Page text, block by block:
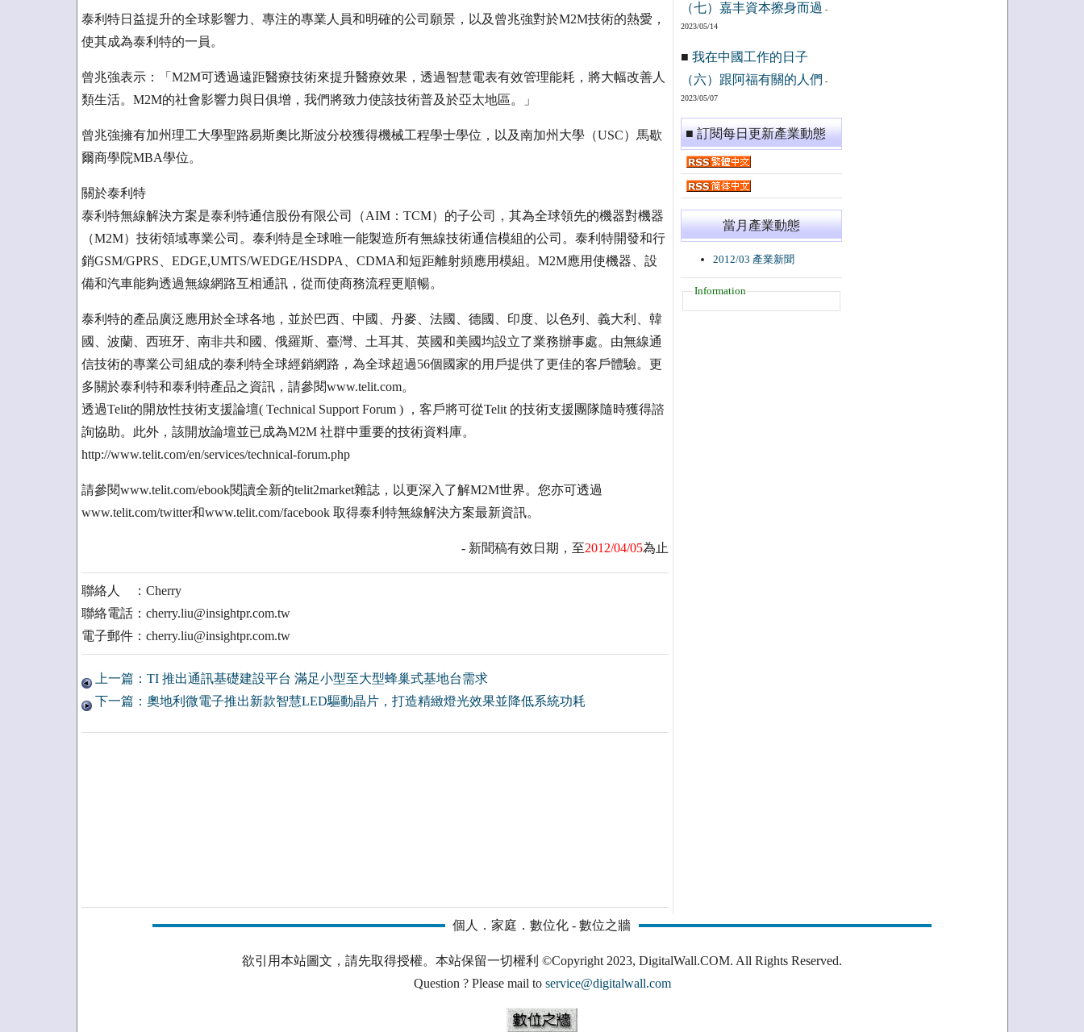
泰利特日益提升的全球影響力、專注的專業人員和明確的公司願景，以及曾兆強對於M2M技術的熱愛，
使其成為泰利特的一員。
曾兆強表示：「M2M可透過遠距醫療技術來提升醫療效果，透過智慧電表有效管理能耗，將大幅改善人
類生活。M2M的社會影響力與日俱增，我們將致力使該技術普及於亞太地區。」
曾兆強擁有加州理工大學聖路易斯奧比斯波分校獲得機械工程學士學位，以及南加州大學（USC）馬歇
爾商學院MBA學位。
關於泰利特
泰利特無線解決方案是泰利特通信股份有限公司（AIM：TCM）的子公司，其為全球領先的機器對機器
（M2M）技術領域專業公司。泰利特是全球唯一能製造所有無線技術通信模組的公司。泰利特開發和行
銷GSM/GPRS、EDGE,UMTS/WEDGE/HSDPA、CDMA和短距離射頻應用模組。M2M應用使機器、設
備和汽車能夠透過無線網路互相通訊，從而使商務流程更順暢。
泰利特的產品廣泛應用於全球各地，並於巴西、中國、丹麥、法國、德國、印度、以色列、義大利、韓
國、波蘭、西班牙、南非共和國、俄羅斯、臺灣、土耳其、英國和美國均設立了業務辦事處。由無線通
信技術的專業公司組成的泰利特全球經銷網路，為全球超過56個國家的用戶提供了更佳的客戶體驗。更
多關於泰利特和泰利特產品之資訊，請參閱www.telit.com。
透過Telit的開放性技術支援論壇( Technical Support Forum ) ，客戶將可從Telit 的技術支援團隊隨時獲得諮
詢協助。此外，該開放論壇並已成為M2M 社群中重要的技術資料庫。
http://www.telit.com/en/services/technical-forum.php
請參閱www.telit.com/ebook閱讀全新的telit2market雜誌，以更深入了解M2M世界。您亦可透過
www.telit.com/twitter和www.telit.com/facebook 取得泰利特無線解決方案最新資訊。
- 新聞稿有效日期，至2012/04/05為止
聯絡人 ：Cherry
聯絡電話：cherry.liu@insightpr.com.tw
電子郵件：cherry.liu@insightpr.com.tw
上一篇：TI 推出通訊基礎建設平台 滿足小型至大型蜂巢式基地台需求
下一篇：奧地利微電子推出新款智慧LED驅動晶片，打造精緻燈光效果並降低系統功耗
（七）嘉丰資本擦身而過 -
2023/05/14
■ 我在中國工作的日子
（六）跟阿福有關的人們 -
2023/05/07
■ 訂閱每日更新產業動態
當月產業動態
2012/03 產業新聞
Information
個人．家庭．數位化 - 數位之牆
欲引用本站圖文，請先取得授權。本站保留一切權利 ©Copyright 2023, DigitalWall.COM. All Rights Reserved.
Question ? Please mail to service@digitalwall.com